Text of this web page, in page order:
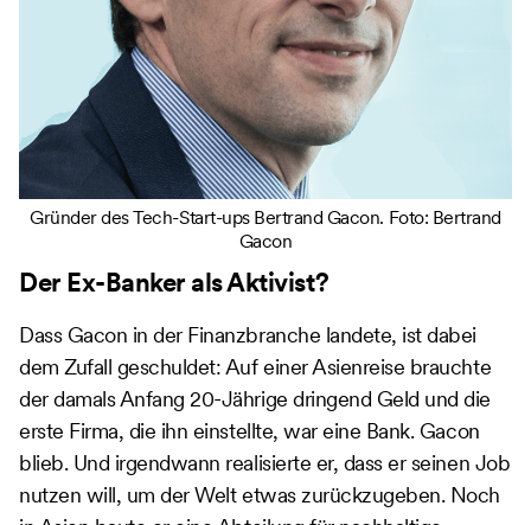
Gründer des Tech-Start-ups Bertrand Gacon. Foto: Bertrand
Gacon
Der Ex-Banker als Aktivist?
Dass Gacon in der Finanzbranche landete, ist dabei
dem Zufall geschuldet: Auf einer Asienreise brauchte
der damals Anfang 20-Jährige dringend Geld und die
erste Firma, die ihn einstellte, war eine Bank. Gacon
blieb. Und irgendwann realisierte er, dass er seinen Job
nutzen will, um der Welt etwas zurückzugeben. Noch